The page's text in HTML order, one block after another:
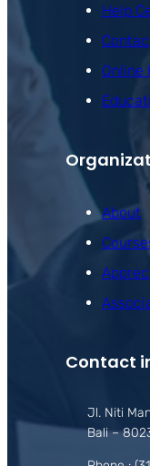
Help
Online
About
Contact
Jl. Niti
Bali –